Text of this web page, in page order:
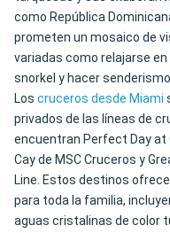
como República
prometen un mosaico de
variadas como relajarse
snorkel y hacer
Los cruceros desde Miami
privados de las líneas de
encuentran Perfect Day at
Cay de MSC Cruceros y
Line. Estos destinos
para toda la familia,
aguas cristalinas de color